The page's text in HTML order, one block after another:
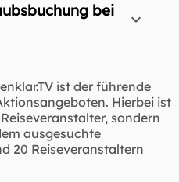
bei
ist der führende
Hierbei ist
sondern
ausgesuchte
20 Reiseveranstaltern